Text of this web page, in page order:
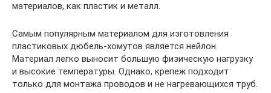
материалов, как пластик и металл.
Самым популярным материалом для изготовления
пластиковых дюбель-хомутов является нейлон.
Материал легко выносит большую физическую нагрузку
и высокие температуры. Однако, крепеж подходит
только для монтажа проводов и не нагревающихся труб.